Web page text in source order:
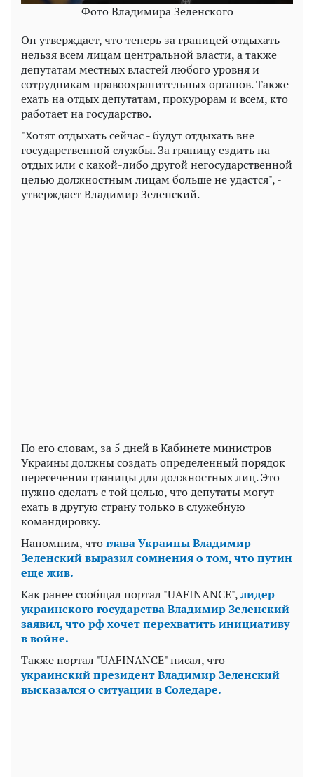
Фото Владимира Зеленского
Он утверждает, что теперь за границей отдыхать
нельзя всем лицам центральной власти, а также
депутатам местных властей любого уровня и
сотрудникам правоохранительных органов. Также
ехать на отдых депутатам, прокурорам и всем, кто
работает на государство.
"Хотят отдыхать сейчас - будут отдыхать вне
государственной службы. За границу ездить на
отдых или с какой-либо другой негосударственной
целью должностным лицам больше не удастся", -
утверждает Владимир Зеленский.
По его словам, за 5 дней в Кабинете министров
Украины должны создать определенный порядок
пересечения границы для должностных лиц. Это
нужно сделать с той целью, что депутаты могут
ехать в другую страну только в служебную
командировку.
Напомним, чтоглава Украины Владимир
Зеленский выразил сомнения о том, что путин
еще жив.
Как ранее сообщал портал "UAFINANCE",лидер
украинского государства Владимир Зеленский
заявил, что рф хочет перехватить инициативу
в войне.
Также портал "UAFINANCE" писал, что
украинский президент Владимир Зеленский
высказался о ситуации в Соледаре.